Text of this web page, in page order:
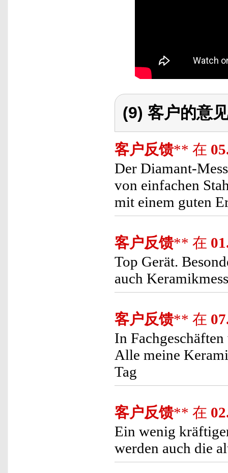
(9) 客户的意
客户反馈** 在
Der Diamant-
von einfachen
mit einem guten
客户反馈** 在
Top Gerät.
auch
客户反馈** 在
In
Alle meine
Tag
客户反馈** 在
Ein wenig
werden auch die